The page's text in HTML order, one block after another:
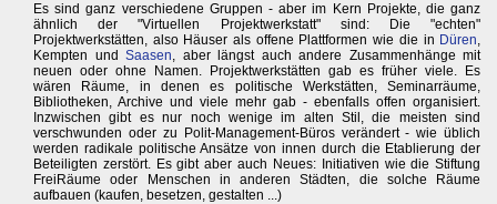
Es sind ganz verschiedene Gruppen - aber im Kern Projekte, die ganz
ähnlich der "Virtuellen Projektwerkstatt" sind: Die "echten"
Projektwerkstätten, also Häuser als offene Plattformen wie die in Düren,
Kempten undSaasen, aber längst auch andere Zusammenhänge mit
neuen oder ohne Namen. Projektwerkstätten gab es früher viele. Es
wären Räume, in denen es politische Werkstätten, Seminarräume,
Bibliotheken, Archive und viele mehr gab - ebenfalls offen organisiert.
Inzwischen gibt es nur noch wenige im alten Stil, die meisten sind
verschwunden oder zu Polit-Management-Büros verändert - wie üblich
werden radikale politische Ansätze von innen durch die Etablierung der
Beteiligten zerstört. Es gibt aber auch Neues: Initiativen wie die Stiftung
FreiRäume oder Menschen in anderen Städten, die solche Räume
aufbauen (kaufen, besetzen, gestalten ...)